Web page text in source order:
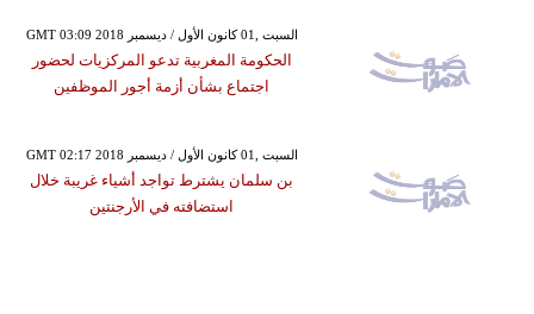
GMT 03:09 2018 السبت ,01 كانون الأول / ديسمبر
الحكومة المغربية تدعو المركزيات لحضور
اجتماع بشأن أزمة أجور الموظفين
GMT 02:17 2018 السبت ,01 كانون الأول / ديسمبر
بن سلمان يشترط تواجد أشياء غريبة خلال
استضافته في الأرجنتين